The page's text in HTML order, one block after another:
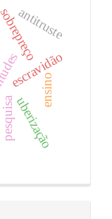
pesquisa
escravidão
uberização
sobrepreço
antitruste
ensino